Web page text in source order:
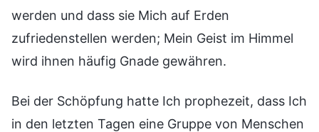
werden und dass sie Mich auf Erden
zufriedenstellen werden; Mein Geist im Himmel
wird ihnen häufig Gnade gewähren.
Bei der Schöpfung hatte Ich prophezeit, dass Ich
in den letzten Tagen eine Gruppe von Menschen